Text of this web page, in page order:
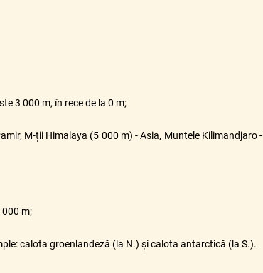
3 000 m, în rece de la 0 m;
M-ții Himalaya (5 000 m) - Asia, Muntele Kilimandjaro -
m;
calota groenlandeză (la N.) și calota antarctică (la S.).